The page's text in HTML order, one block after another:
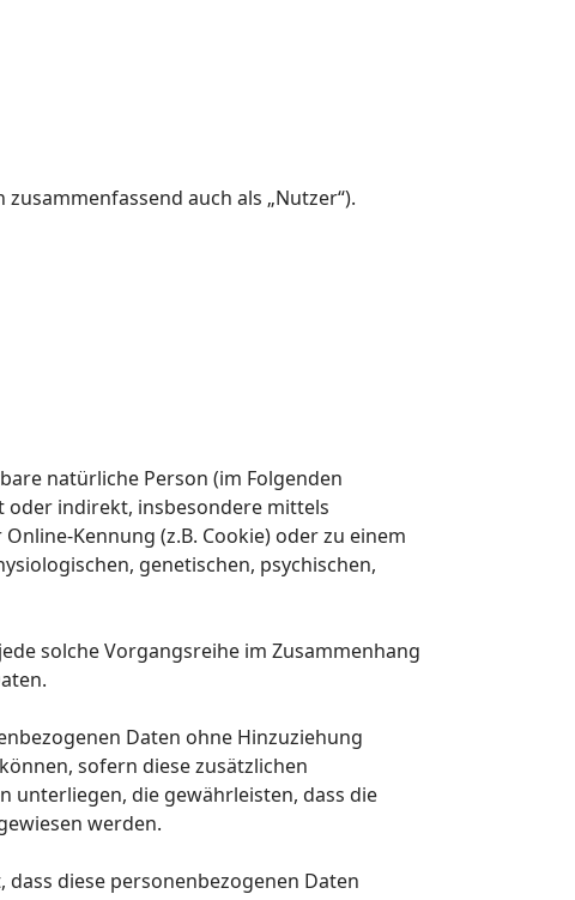
auch als „Nutzer“).
natürliche Person (im Folgenden
oder indirekt, insbesondere mittels
Kennung (z.B. Cookie) oder zu einem
genetischen, psychischen,
solche Vorgangsreihe im Zusammenhang
Daten ohne Hinzuziehung
sofern diese zusätzlichen
die gewährleisten, dass die
werden.
diese personenbezogenen Daten